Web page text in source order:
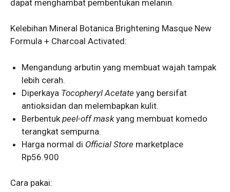
dapat menghambat pembentukan melanin.
Kelebihan Mineral Botanica Brightening Masque New
Formula + Charcoal Activated:
Mengandung arbutin yang membuat wajah tampak
lebih cerah.
Diperkaya Tocopheryl Acetate yang bersifat
antioksidan dan melembapkan kulit.
Berbentukpeel-off maskyang membuat komedo
terangkat sempurna.
Harga normal di Official Store marketplace
Rp56.900
Cara pakai: